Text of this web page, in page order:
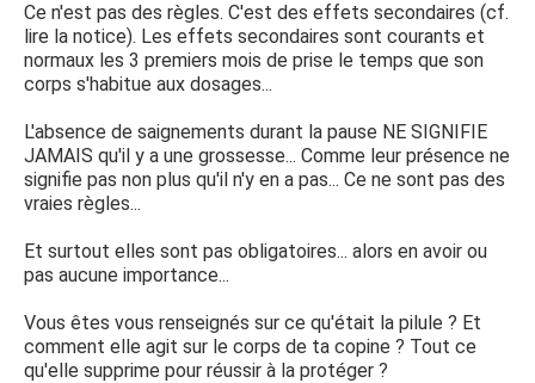
Ce n'est pas des règles. C'est des effets secondaires (cf.
lire la notice). Les effets secondaires sont courants et
normaux les 3 premiers mois de prise le temps que son
corps s'habitue aux dosages...
L'absence de saignements durant la pause NE SIGNIFIE
JAMAIS qu'il y a une grossesse... Comme leur présence ne
signifie pas non plus qu'il n'y en a pas... Ce ne sont pas des
vraies règles...
Et surtout elles sont pas obligatoires... alors en avoir ou
pas aucune importance...
Vous êtes vous renseignés sur ce qu'était la pilule ? Et
comment elle agit sur le corps de ta copine ? Tout ce
qu'elle supprime pour réussir à la protéger ?